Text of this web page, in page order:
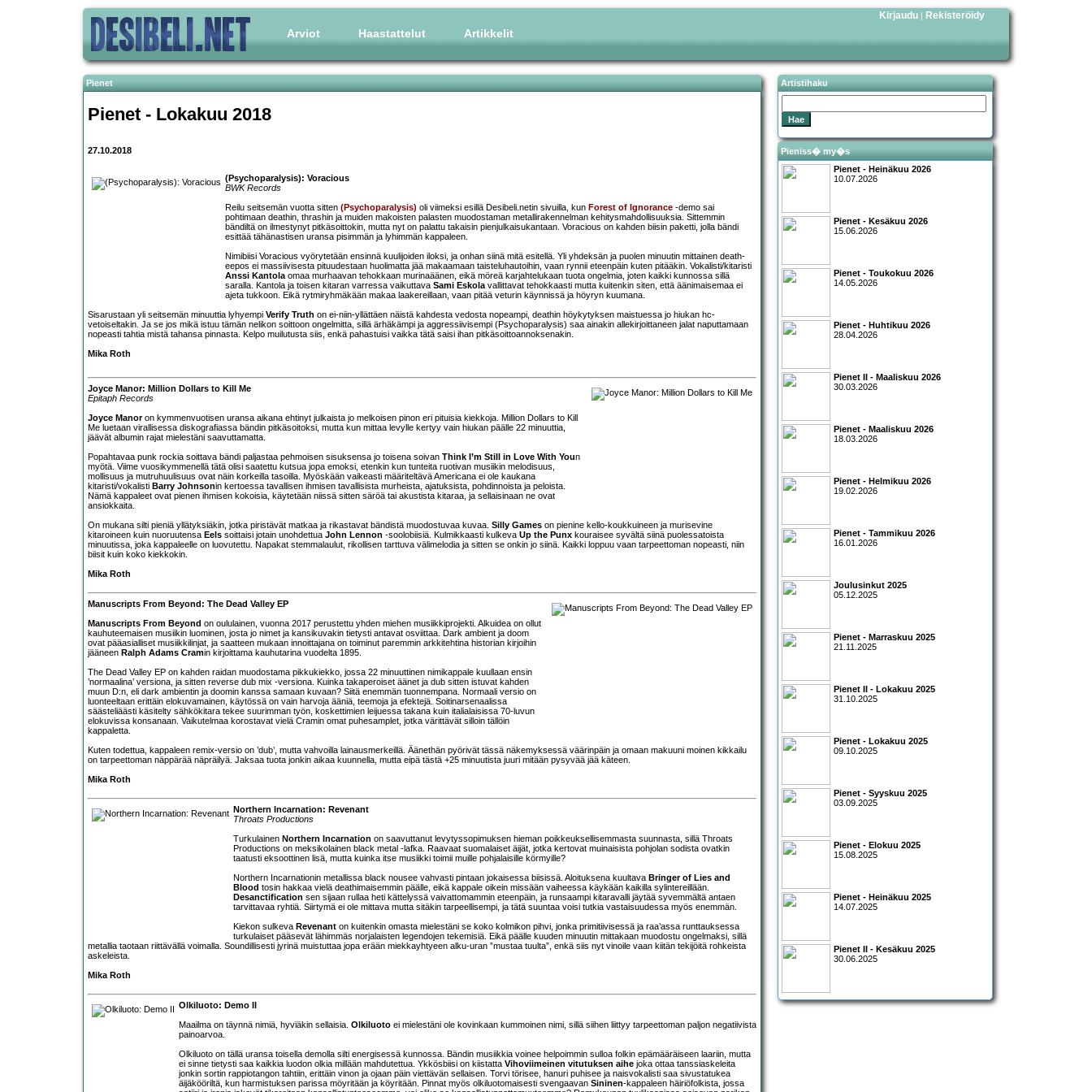
Arviot Haastattelut Artikkelit
Kirjaudu | Rekisteröidy
Pienet
Pienet - Lokakuu 2018
27.10.2018
(Psychoparalysis): Voracious
BWK Records
Reilu seitsemän vuotta sitten (Psychoparalysis) oli viimeksi esillä Desibeli.netin sivuilla, kun Forest of Ignorance -demo sai
pohtimaan deathin, thrashin ja muiden makoisten palasten muodostaman metallirakennelman kehitysmahdollisuuksia. Sittemmin
bändiltä on ilmestynyt pitkäsoittokin, mutta nyt on palattu takaisin pienjulkaisukantaan. Voracious on kahden biisin paketti, jolla bändi
esittää tähänastisen uransa pisimmän ja lyhimmän kappaleen.
Nimibiisi Voracious vyörytetään ensinnä kuulijoiden iloksi, ja onhan siinä mitä esitellä. Yli yhdeksän ja puolen minuutin mittainen death-
eepos ei massiivisesta pituudestaan huolimatta jää makaamaan taisteluhautoihin, vaan rynnii eteenpäin kuten pitääkin. Vokalisti/kitaristi
Anssi Kantolaomaa murhaavan tehokkaan murinaäänen, eikä möreä karjahtelukaan tuota ongelmia, joten kaikki kunnossa sillä
saralla. Kantola ja toisen kitaran varressa vaikuttava Sami Eskolavallittavat tehokkaasti mutta kuitenkin siten, että äänimaisemaa ei
ajeta tukkoon. Eikä rytmiryhmäkään makaa laakereillaan, vaan pitää veturin käynnissä ja höyryn kuumana.
Sisarustaan yli seitsemän minuuttia lyhyempi Verify Truth on ei-niin-yllättäen näistä kahdesta vedosta nopeampi, deathin höykytyksen maistuessa jo hiukan hc-
vetoiseltakin. Ja se jos mikä istuu tämän nelikon soittoon ongelmitta, sillä ärhäkämpi ja aggressiivisempi (Psychoparalysis) saa ainakin allekirjoittaneen jalat naputtamaan
nopeasti tahtia mistä tahansa pinnasta. Kelpo muilutusta siis, enkä pahastuisi vaikka tätä saisi ihan pitkäsoittoannoksenakin.
Mika Roth
Joyce Manor: Million Dollars to Kill Me
Epitaph Records
Joyce Manoron kymmenvuotisen uransa aikana ehtinyt julkaista jo melkoisen pinon eri pituisia kiekkoja. Million Dollars to Kill
Me luetaan virallisessa diskografiassa bändin pitkäsoitoksi, mutta kun mittaa levylle kertyy vain hiukan päälle 22 minuuttia,
jäävät albumin rajat mielestäni saavuttamatta.
Popahtavaa punk rockia soittava bändi paljastaa pehmoisen sisuksensa jo toisena soivan Think I’m Still in Love With Youn
myötä. Viime vuosikymmenellä tätä olisi saatettu kutsua jopa emoksi, etenkin kun tunteita ruotivan musiikin melodisuus,
mollisuus ja mutruhuulisuus ovat näin korkeilla tasoilla. Myöskään vaikeasti määriteltävä Americana ei ole kaukana
kitaristi/vokalisti Barry Johnsonin kertoessa tavallisen ihmisen tavallisista murheista, ajatuksista, pohdinnoista ja peloista.
Nämä kappaleet ovat pienen ihmisen kokoisia, käytetään niissä sitten säröä tai akustista kitaraa, ja sellaisinaan ne ovat
ansiokkaita.
On mukana silti pieniä yllätyksiäkin, jotka piristävät matkaa ja rikastavat bändistä muodostuvaa kuvaa. Silly Games on pienine kello-koukkuineen ja murisevine
kitaroineen kuin nuoruutensa Eels soittaisi jotain unohdettua John Lennon -soolobiisiä. Kulmikkaasti kulkeva Up the Punx kouraisee syvältä siinä puolessatoista
minuutissa, joka kappaleelle on luovutettu. Napakat stemmalaulut, rikollisen tarttuva välimelodia ja sitten se onkin jo siinä. Kaikki loppuu vaan tarpeettoman nopeasti, niin
biisit kuin koko kiekkokin.
Mika Roth
Manuscripts From Beyond: The Dead Valley EP
Manuscripts From Beyond on oululainen, vuonna 2017 perustettu yhden miehen musiikkiprojekti. Alkuidea on ollut
kauhuteemaisen musiikin luominen, josta jo nimet ja kansikuvakin tietysti antavat osviittaa. Dark ambient ja doom
ovat pääasialliset musiikkilinjat, ja saatteen mukaan innoittajana on toiminut paremmin arkkitehtina historian kirjoihin
jääneen Ralph Adams Cramin kirjoittama kauhutarina vuodelta 1895.
The Dead Valley EP on kahden raidan muodostama pikkukiekko, jossa 22 minuuttinen nimikappale kuullaan ensin
’normaalina’ versiona, ja sitten reverse dub mix -versiona. Kuinka takaperoiset äänet ja dub sitten istuvat kahden
muun D:n, eli dark ambientin ja doomin kanssa samaan kuvaan? Siitä enemmän tuonnempana. Normaali versio on
luonteeltaan erittäin elokuvamainen, käytössä on vain harvoja ääniä, teemoja ja efektejä. Soitinarsenaalissa
säästeliäästi käsitelty sähkökitara tekee suurimman työn, koskettimien leijuessa takana kuin italialaisissa 70-luvun
elokuvissa konsanaan. Vaikutelmaa korostavat vielä Cramin omat puhesamplet, jotka värittävät silloin tällöin
kappaletta.
Kuten todettua, kappaleen remix-versio on ’dub’, mutta vahvoilla lainausmerkeillä. Äänethän pyörivät tässä näkemyksessä väärinpäin ja omaan makuuni moinen kikkailu
on tarpeettoman näppärää näpräilyä. Jaksaa tuota jonkin aikaa kuunnella, mutta eipä tästä +25 minuutista juuri mitään pysyvää jää käteen.
Mika Roth
Northern Incarnation: Revenant
Throats Productions
Turkulainen Northern Incarnation on saavuttanut levytyssopimuksen hieman poikkeuksellisemmasta suunnasta, sillä Throats
Productions on meksikolainen black metal -lafka. Raavaat suomalaiset äijät, jotka kertovat muinaisista pohjolan sodista ovatkin
taatusti eksoottinen lisä, mutta kuinka itse musiikki toimii muille pohjalaisille körmyille?
Northern Incarnationin metallissa black nousee vahvasti pintaan jokaisessa biisissä. Aloituksena kuultava Bringer of Lies and
Blood tosin hakkaa vielä deathimaisemmin päälle, eikä kappale oikein missään vaiheessa käykään kaikilla sylintereillään.
Desanctification sen sijaan rullaa heti kättelyssä vaivattomammin eteenpäin, ja runsaampi kitaravalli jäytää syvemmältä antaen
tarvittavaa ryhtiä. Siirtymä ei ole mittava mutta sitäkin tarpeellisempi, ja tätä suuntaa voisi tutkia vastaisuudessa myös enemmän.
Kiekon sulkeva Revenant on kuitenkin omasta mielestäni se koko kolmikon pihvi, jonka primitiivisessä ja raa’assa runttauksessa
turkulaiset pääsevät lähimmäs norjalaisten legendojen tekemisiä. Eikä päälle kuuden minuutin mittakaan muodostu ongelmaksi, sillä
metallia taotaan riittävällä voimalla. Soundillisesti jyrinä muistuttaa jopa erään miekkayhtyeen alku-uran ”mustaa tuulta”, enkä siis nyt vinoile vaan kiitän tekijöitä rohkeista
askeleista.
Mika Roth
Olkiluoto: Demo II
Maailma on täynnä nimiä, hyviäkin sellaisia. Olkiluoto ei mielestäni ole kovinkaan kummoinen nimi, sillä siihen liittyy tarpeettoman paljon negatiivista
painoarvoa.
Olkiluoto on tällä uransa toisella demolla silti energisessä kunnossa. Bändin musiikkia voinee helpoimmin sulloa folkin epämääräiseen laariin, mutta
ei sinne tietysti saa kaikkia luodon olkia millään mahdutettua. Ykkösbiisi on kiistatta Vihoviimeinen vitutuksen aihe joka ottaa tanssiaskeleita
jonkin sortin rappiotangon tahtiin, erittäin vinon ja ojaan päin viettävän sellaisen. Torvi törisee, hanuri puhisee ja naisvokalisti saa sivustatukea
äijäkööriltä, kun harmistuksen parissa möyritään ja köyritään. Pinnat myös olkiluotomaisesti svengaavan Sininen-kappaleen häiriöfolkista, jossa
Artistihaku
Pieniss� my�s
Pienet - Heinäkuu 2026
10.07.2026
Pienet - Kesäkuu 2026
15.06.2026
Pienet - Toukokuu 2026
14.05.2026
Pienet - Huhtikuu 2026
28.04.2026
Pienet II - Maaliskuu 2026
30.03.2026
Pienet - Maaliskuu 2026
18.03.2026
Pienet - Helmikuu 2026
19.02.2026
Pienet - Tammikuu 2026
16.01.2026
Joulusinkut 2025
05.12.2025
Pienet - Marraskuu 2025
21.11.2025
Pienet II - Lokakuu 2025
31.10.2025
Pienet - Lokakuu 2025
09.10.2025
Pienet - Syyskuu 2025
03.09.2025
Pienet - Elokuu 2025
15.08.2025
Pienet - Heinäkuu 2025
14.07.2025
Pienet II - Kesäkuu 2025
30.06.2025